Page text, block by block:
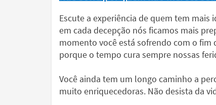
Escute a experiência de quem tem
em cada decepção nós ficamos mais
momento você está sofrendo com o
porque o tempo cura sempre nossas
Você ainda tem um longo caminho a
muito enriquecedoras. Não desista da